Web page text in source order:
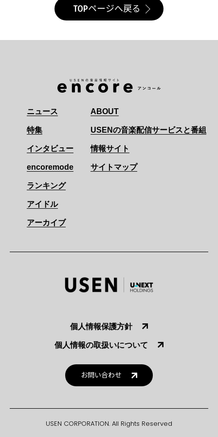
TOPページへ戻る
ニュース
特集
インタビュー
encoremode
ランキング
アイドル
アーカイブ
ABOUT
USENの音楽配信サービスと番組
情報サイト
サイトマップ
個人情報保護方針
個人情報の取扱いについて
お問い合わせ
USEN CORPORATION. All Rights Reserved